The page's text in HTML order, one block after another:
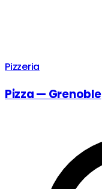
Pizzeria
Pizza — Grenoble